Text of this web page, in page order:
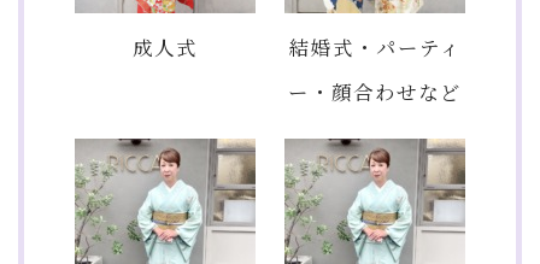
成人式
結婚式・パーティ
ー・顔合わせなど